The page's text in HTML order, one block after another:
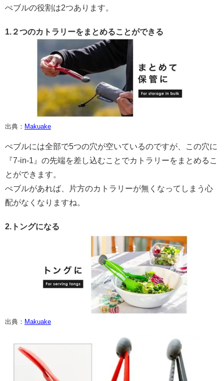
ぺブルの役割は2つあります。
1.２つのカトラリーをまとめることができる
出典： Makuake
ぺブルには全部で5つの穴が空いているのですが、この穴に
『7-in-1』の先端を差し込むことでカトラリーをまとめるこ
とができます。
ぺブルがあれば、片方のカトラリーが無くなってしまう心
配がなくなりますね。
2.トングになる
出典： Makuake